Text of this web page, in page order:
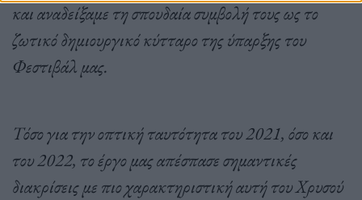
και αναδείξαμε τη σπουδαία συμβολή τους ως το
ζωτικό δημιουργικό κύτταρο της ύπαρξης του
Φεστιβάλ μας.
Τόσο για την οπτική ταυτότητα του 2021, όσο και
του 2022, το έργο μας απέσπασε σημαντικές
διακρίσεις με πιο χαρακτηριστική αυτή του Χρυσού